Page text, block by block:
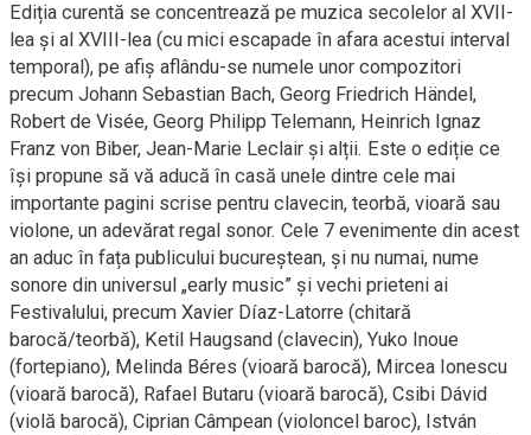
Ediția curentă se concentrează pe muzica secolelor al XVII-
lea și al XVIII-lea (cu mici escapade în afara acestui interval
temporal), pe afiș aflându-se numele unor compozitori
precum Johann Sebastian Bach, Georg Friedrich Händel,
Robert de Visée, Georg Philipp Telemann, Heinrich Ignaz
Franz von Biber, Jean-Marie Leclair și alții. Este o ediție ce
își propune să vă aducă în casă unele dintre cele mai
importante pagini scrise pentru clavecin, teorbă, vioară sau
violone, un adevărat regal sonor. Cele 7 evenimente din acest
an aduc în fața publicului bucureștean, și nu numai, nume
sonore din universul „early music” și vechi prieteni ai
Festivalului, precum Xavier Díaz-Latorre (chitară
barocă/teorbă), Ketil Haugsand (clavecin), Yuko Inoue
(fortepiano), Melinda Béres (vioară barocă), Mircea Ionescu
(vioară barocă), Rafael Butaru (vioară barocă), Csibi Dávid
(violă barocă), Ciprian Câmpean (violoncel baroc), István